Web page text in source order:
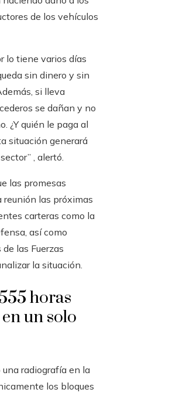
de los vehículos
lo tiene varios días
sin dinero y sin
si lleva
se dañan y no
¿Y quién le paga al
situación generará
, alertó.
las promesas
reunión las próximas
carteras como la
así como
las Fuerzas
la situación.
horas
un solo
una radiografía en la
los bloques